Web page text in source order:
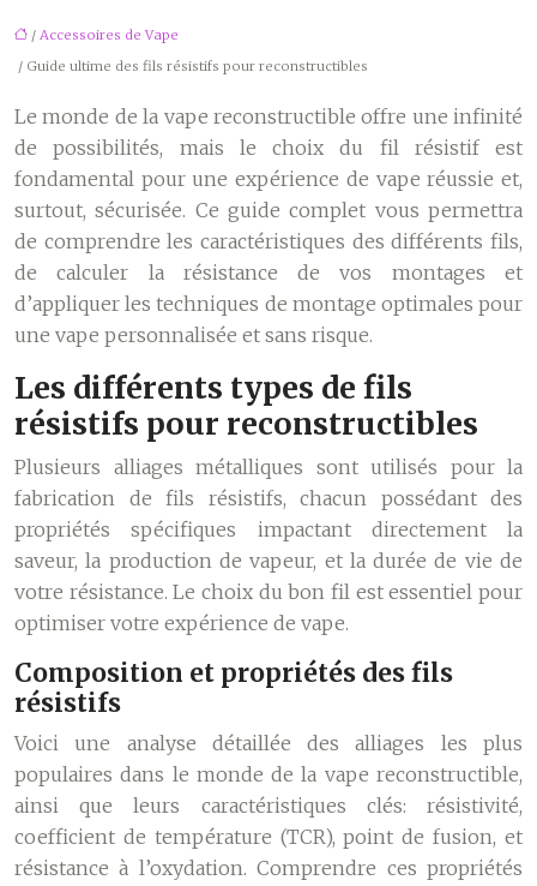
/ Accessoires de Vape
/ Guide ultime des fils résistifs pour reconstructibles
Le monde de la vape reconstructible offre une infinité
de possibilités, mais le choix du fil résistif est
fondamental pour une expérience de vape réussie et,
surtout, sécurisée. Ce guide complet vous permettra
de comprendre les caractéristiques des différents fils,
de calculer la résistance de vos montages et
d’appliquer les techniques de montage optimales pour
une vape personnalisée et sans risque.
Les différents types de fils
résistifs pour reconstructibles
Plusieurs alliages métalliques sont utilisés pour la
fabrication de fils résistifs, chacun possédant des
propriétés spécifiques impactant directement la
saveur, la production de vapeur, et la durée de vie de
votre résistance. Le choix du bon fil est essentiel pour
optimiser votre expérience de vape.
Composition et propriétés des fils
résistifs
Voici une analyse détaillée des alliages les plus
populaires dans le monde de la vape reconstructible,
ainsi que leurs caractéristiques clés: résistivité,
coefficient de température (TCR), point de fusion, et
résistance à l’oxydation. Comprendre ces propriétés